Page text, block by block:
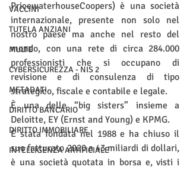
VACCINI
TUTELA ANZIANI
MULTE
CYBERSICUREZZA - NIS 2
METADATI
DIRITTO BANCARIO
DIRITTO IMMOBILIARE
INTELLIGENZA ARTIFICIALE
PricewaterhouseCoopers) è una società
internazionale, presente non solo nel
nostro paese ma anche nel resto del
mondo, con una rete di circa 284.000
professionisti che si occupano di
revisione e di consulenza di tipo
strategico, fiscale e contabile e legale.
È una delle “big sisters” insieme a
Deloitte, EY (Ernst and Young) e KPMG.
È stata fondata nel 1988 e ha chiuso il
suo fatturato 2020 a 43 miliardi di dollari,
è una società quotata in borsa e, visti i